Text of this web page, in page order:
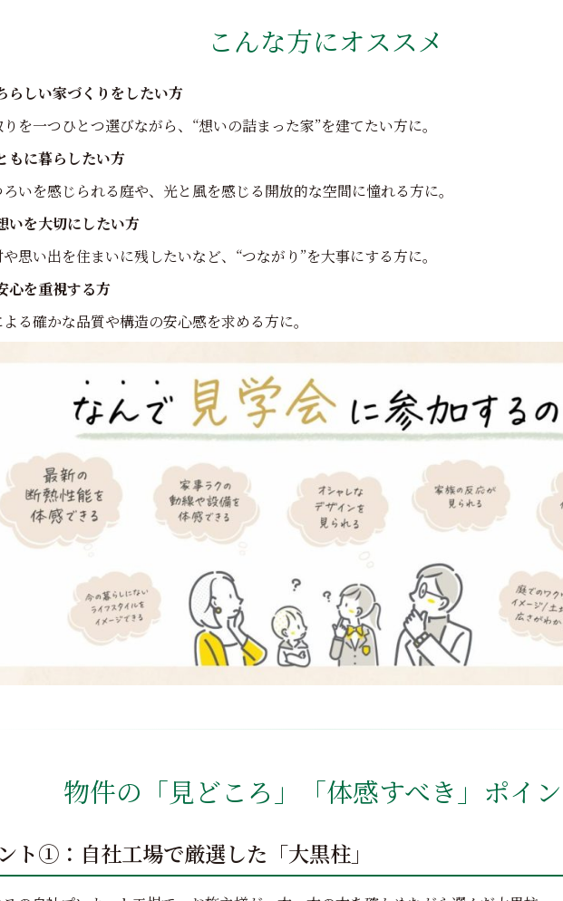
こんな方にオススメ
らしい家づくりをしたい方
を一つひとつ選びながら、“想いの詰まった家”を建てたい方に。
もに暮らしたい方
いを感じられる庭や、光と風を感じる開放的な空間に憧れる方に。
いを大切にしたい方
思い出を住まいに残したいなど、“つながり”を大事にする方に。
心を重視する方
る確かな品質や構造の安心感を求める方に。
物件の「見どころ」「体感すべき」ポイ
ト①：自社工場で厳選した「大黒柱」